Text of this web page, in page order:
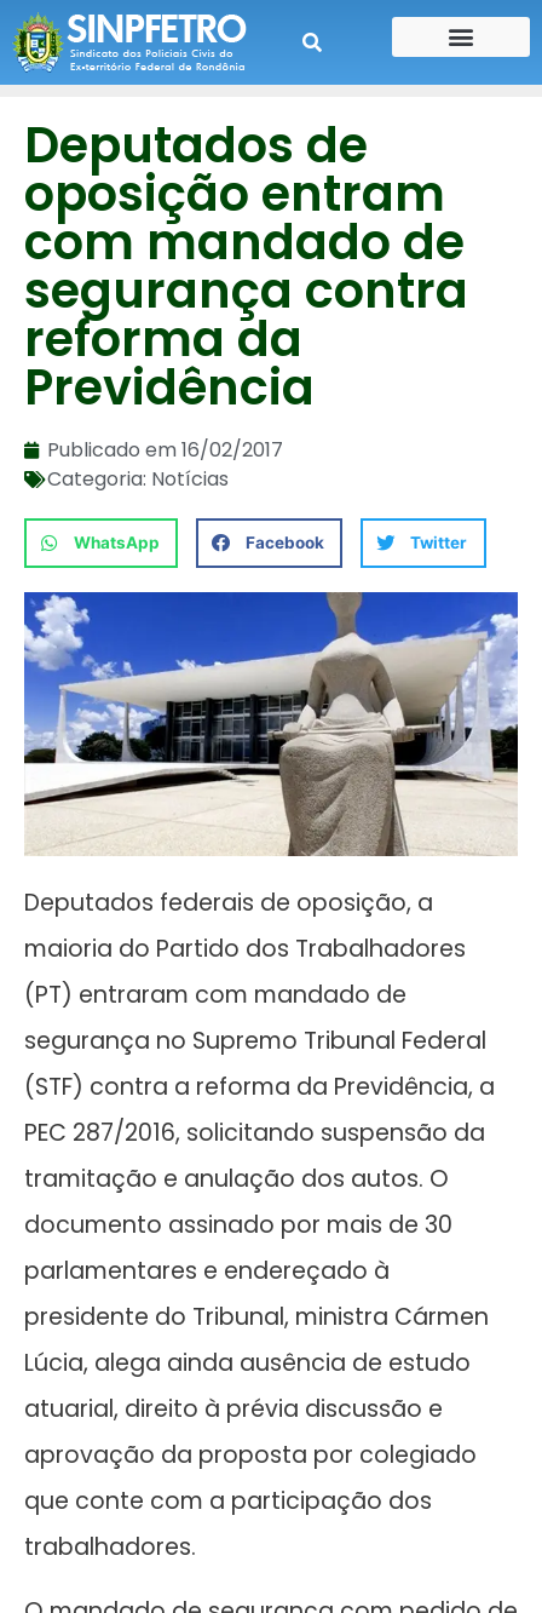
Deputados de
oposição entram
com mandado de
segurança contra
reforma da
Previdência
Publicado em16/02/2017
Categoria: Notícias
WhatsApp Facebook Twitter
Deputados federais de oposição, a
maioria do Partido dos Trabalhadores
(PT) entraram com mandado de
segurança no Supremo Tribunal Federal
(STF) contra a reforma da Previdência, a
PEC 287/2016, solicitando suspensão da
tramitação e anulação dos autos. O
documento assinado por mais de 30
parlamentares e endereçado à
presidente do Tribunal, ministra Cármen
Lúcia, alega ainda ausência de estudo
atuarial, direito à prévia discussão e
aprovação da proposta por colegiado
que conte com a participação dos
trabalhadores.